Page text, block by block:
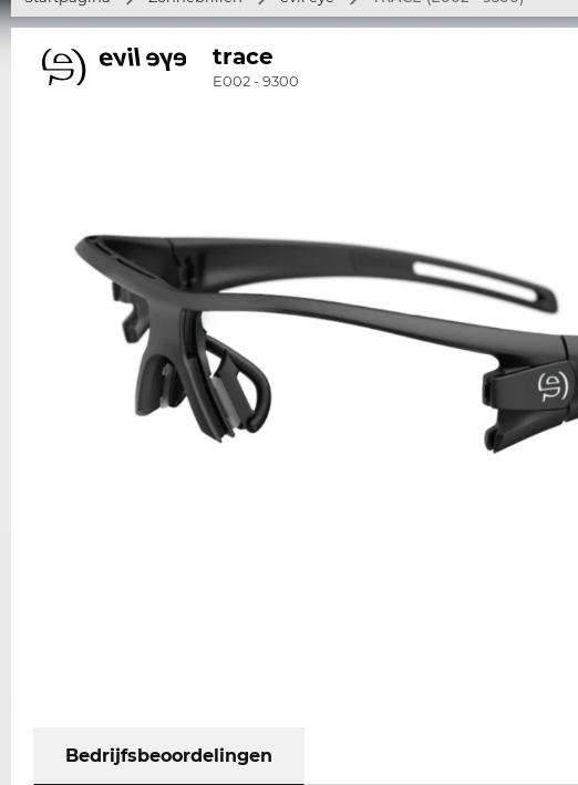
trace
E002 - 9300
Bedrijfsbeoordelingen